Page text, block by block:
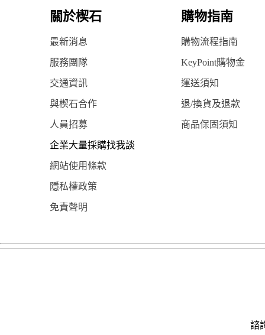
關於楔石 購物指南
最新消息 購物流程指南
服務團隊 KeyPoint購物金
交通資訊 運送須知
與楔石合作 退/換貨及退款
人員招募 商品保固須知
企業大量採購找我談
網站使用條款
隱私權政策
免責聲明
諮